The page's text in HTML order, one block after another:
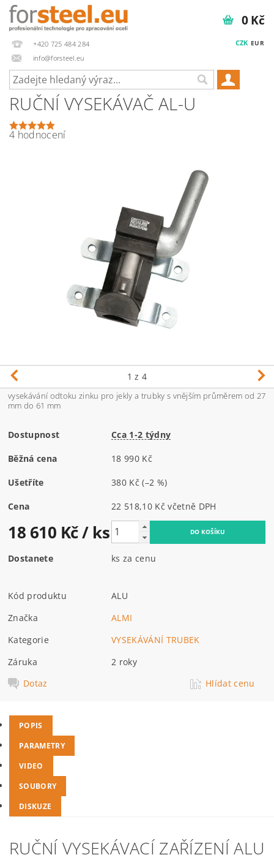
+420 725 484 284
info@forsteel.eu
CZK EUR
0 Kč
RUČNÍ VYSEKÁVAČ AL-U
4 hodnocení
1 z 4
vysekávání odtoku zinku pro jekly a trubky s vnějším průměrem od 27
mm do 61 mm
Dostupnost Cca 1-2 týdny
Běžná cena 18 990 Kč
Ušetříte 380 Kč(–2 %)
Cena 22 518,10 Kč včetně DPH
18 610 Kč/ ks
Dostanete ks za cenu
Kód produktu
ALU
Značka
ALMI
Kategorie
VYSEKÁVÁNÍ TRUBEK
Záruka
2 roky
Dotaz
Hlídat cenu
POPIS
PARAMETRY
VIDEO
SOUBORY
DISKUZE
RUČNÍ VYSEKÁVACÍ ZAŘÍZENÍ ALU